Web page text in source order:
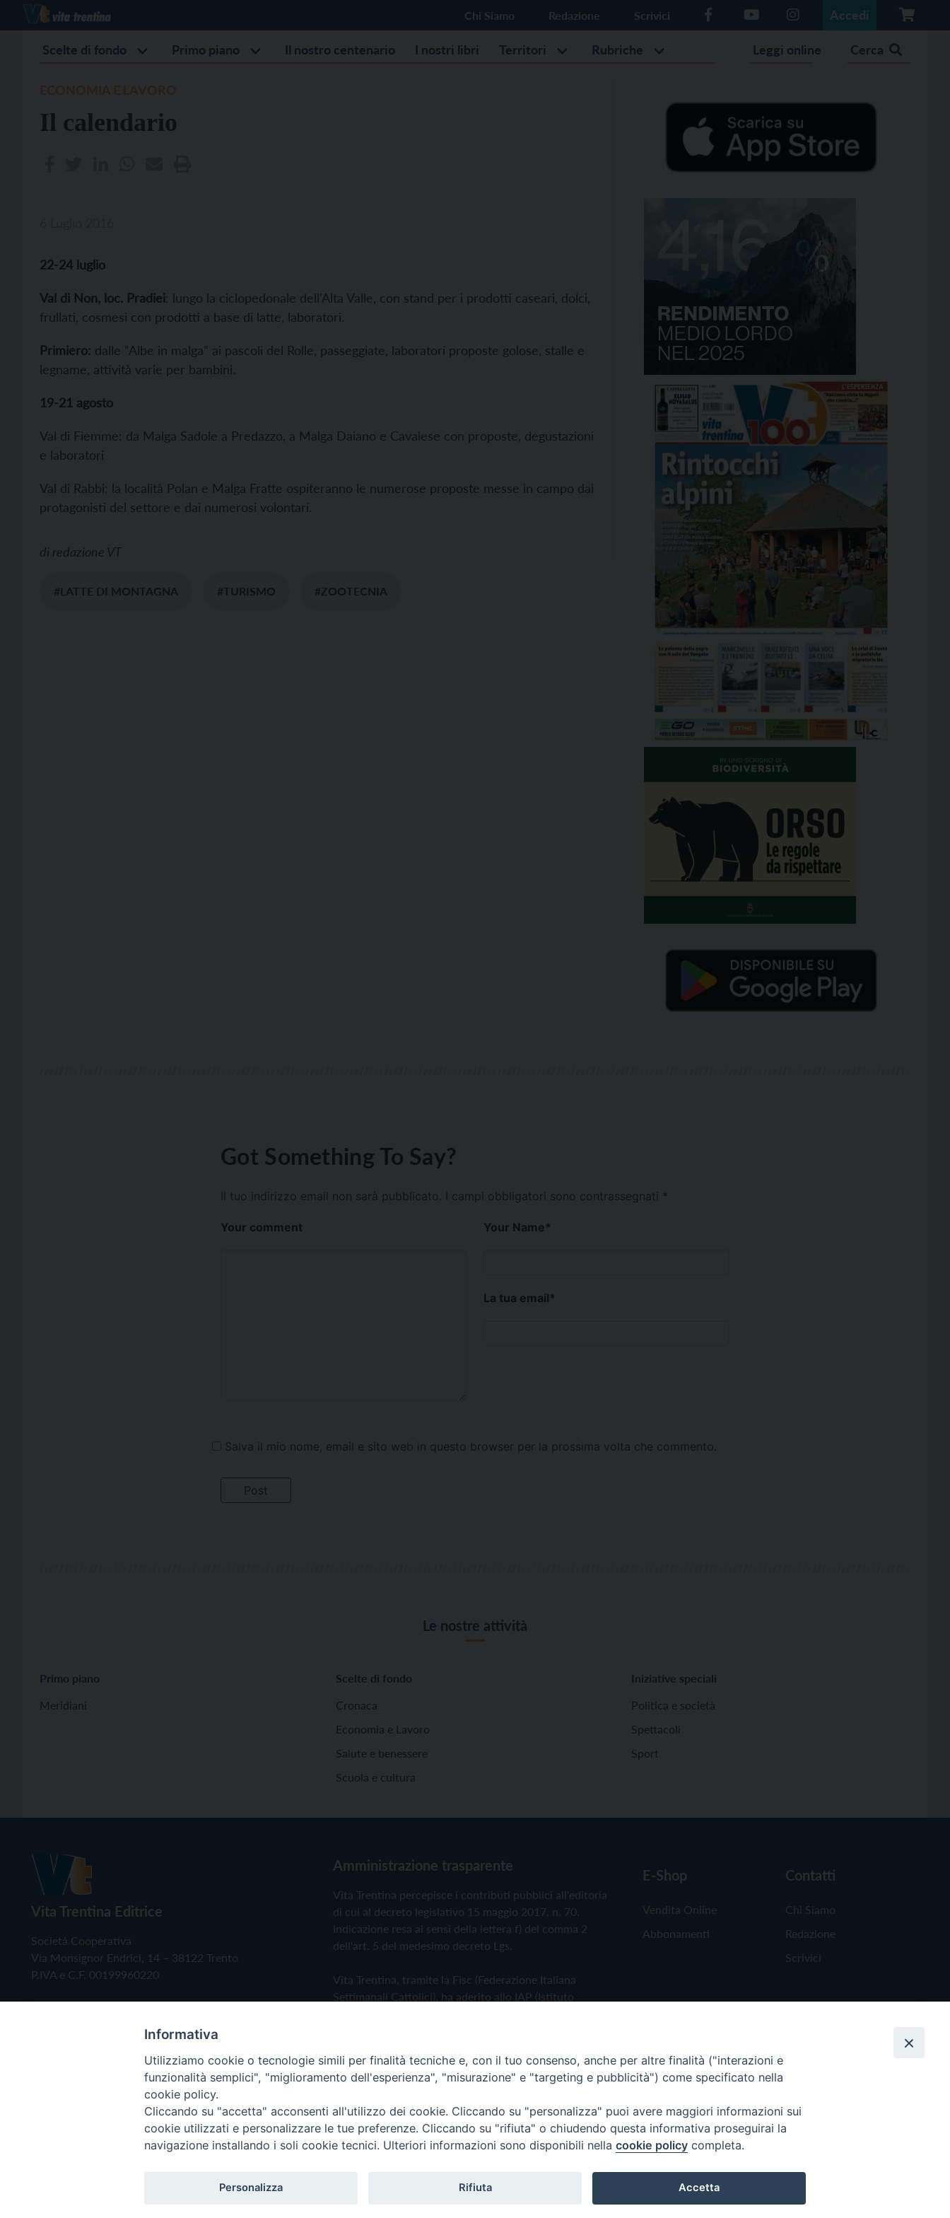
Chi Siamo Redazione Scrivici Accedi
Scelte di fondo Primo piano Il nostro centenario I nostri libri Territori Rubriche Leggi online Cerca
Il calendario
22-24 luglio
Val di Non, loc. Pradiei: lungo la ciclopedonale dell'Alta Valle, con stand per i prodotti caseari, dolci,
frullati, cosmesi con prodotti a base di latte, laboratori.
Primiero: dalle “Albe in malga” ai pascoli del Rolle, passeggiate, laboratori proposte golose, stalle e
legname, attività varie per bambini.
19-21 agosto
Val di Fiemme: da Malga Sadole a Predazzo, a Malga Daiano e Cavalese con proposte, degustazioni
e laboratori
Val di Rabbi: la località Polan e Malga Fratte ospiteranno le numerose proposte messe in campo dai
protagonisti del settore e dai numerosi volontari.
di redazione VT
#LATTE DI MONTAGNA #TURISMO #ZOOTECNIA
Got Something To Say?
Il tuo indirizzo email non sarà pubblicato. I campi obbligatori sono contrassegnati *
Your comment Your Name*
La tua email*
Salva il mio nome, email e sito web in questo browser per la prossima volta che commento.
Le nostre attività
Primo piano
Meridiani
Scelte di fondo
Cronaca
Economia e Lavoro
Salute e benessere
Scuola e cultura
Iniziative speciali
Politica e società
Spettacoli
Sport
Vita Trentina Editrice
Società Cooperativa
Via Monsignor Endrici, 14 – 38122 Trento
P.IVA e C.F. 00199960220
Amministrazione trasparente
Vita Trentina percepisce i contributi pubblici all'editoria
di cui al decreto legislativo 15 maggio 2017, n. 70.
Indicazione resa ai sensi della lettera f) del comma 2
dell'art. 5 del medesimo decreto Lgs.
Vita Trentina, tramite la Fisc (Federazione Italiana
Settimanali Cattolici), ha aderito allo IAP (Istituto
Privacy Policy Cookie Policy
E-Shop
Vendita Online
Abbonamenti
Contatti
Chi Siamo
Redazione
Scrivici
Copyright © 2019 - Tutti i diritti riservati - Vita Trentina Editrice
Informativa
Utilizziamo cookie o tecnologie simili per finalità tecniche e, con il tuo consenso, anche per altre finalità ("interazioni e
funzionalità semplici", "miglioramento dell'esperienza", "misurazione" e "targeting e pubblicità") come specificato nella
cookie policy.
Cliccando su "accetta" acconsenti all'utilizzo dei cookie. Cliccando su "personalizza" puoi avere maggiori informazioni sui
cookie utilizzati e personalizzare le tue preferenze. Cliccando su "rifiuta" o chiudendo questa informativa proseguirai la
navigazione installando i soli cookie tecnici. Ulteriori informazioni sono disponibili nella cookie policy completa.
Personalizza Rifiuta Accetta